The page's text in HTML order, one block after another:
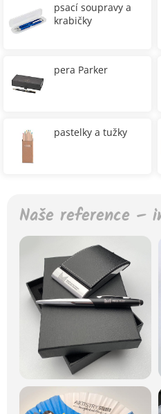
psací soupravy a
krabičky
pera Parker
pastelky a tužky
Naše reference –